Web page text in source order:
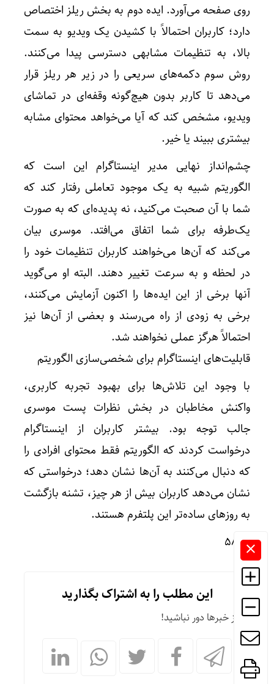
روی صفحه می‌آورد. ایده دوم به بخش ریلز اختصاص
دارد؛ کاربران احتمالاً با کشیدن یک ویدیو به سمت
بالا، به تنظیمات مشابهی دسترسی پیدا می‌کنند.
روش سوم دکمه‌های سریعی را در زیر هر ریلز قرار
می‌دهد تا کاربر بدون هیچ‌گونه وقفه‌ای در تماشای
ویدیو، مشخص کند که آیا می‌خواهد محتوای مشابه
بیشتری ببیند یا خیر.
چشم‌انداز نهایی مدیر اینستاگرام این است که
الگوریتم شبیه به یک موجود تعاملی رفتار کند که
شما با آن صحبت می‌کنید، نه پدیده‌ای که به صورت
یک‌طرفه برای شما اتفاق می‌افتد. موسری بیان
می‌کند که آن‌ها می‌خواهند کاربران تنظیمات خود را
در لحظه و به سرعت تغییر دهند. البته او می‌گوید
آنها برخی از این ایده‌ها را اکنون آزمایش می‌کنند،
برخی به زودی از راه می‌رسند و بعضی از آن‌ها نیز
احتمالاً هرگز عملی نخواهند شد.
قابلیت‌های اینستاگرام برای شخصی‌سازی الگوریتم
با وجود این تلاش‌ها برای بهبود تجربه کاربری،
واکنش مخاطبان در بخش نظرات پست موسری
جالب توجه بود. بیشتر کاربران از اینستاگرام
درخواست کردند که الگوریتم فقط محتوای افرادی را
که دنبال می‌کنند به آن‌ها نشان دهد؛ درخواستی که
نشان می‌دهد کاربران بیش از هر چیز، تشنه بازگشت
به روزهای ساده‌تر این پلتفرم هستند.
۵۸۵۸
این مطلب را به اشتراک بگذارید
از خبرها دور نباشید!